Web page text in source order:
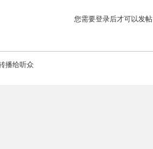
您需要登录后才可以发帖
播给听众